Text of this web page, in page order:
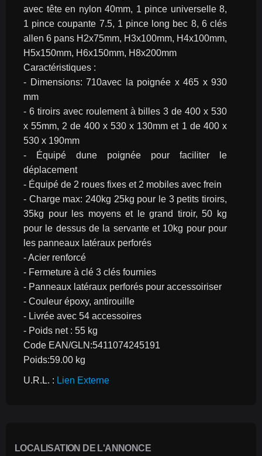
avec tête en nylon 40mm, 1 pince universelle 8,
1 pince coupante 7.5, 1 pince long bec 8, 6 clés
allen 6 pans H2x75mm, H3x100mm, H4x100mm,
H5x150mm, H6x150mm, H8x200mm
Caractéristiques :
- Dimensions: 710avec la poignée x 465 x 930
mm
- 6 tiroirs avec roulement à billes 3 de 400 x 530
x 55mm, 2 de 400 x 530 x 130mm et 1 de 400 x
530 x 190mm
- Équipé dune poignée pour faciliter le
déplacement
- Équipé de 2 roues fixes et 2 mobiles avec frein
- Charge max: 240kg 25kg pour le 3 petits tiroirs,
35kg pour les moyens et le grand tiroir, 50 kg
pour le dessus de la servante et 10kg pour pour
les panneaux latéraux perforés
- Acier renforcé
- Fermeture à clé 3 clés fournies
- Panneaux latéraux perforés pour accessoiriser
- Couleur époxy, antirouille
- Livrée avec 54 accessoires
- Poids net : 55 kg
Code EAN/GLN:5411074245191
Poids:59.00 kg
U.R.L. : Lien Externe
LOCALISATION DE L'ANNONCE